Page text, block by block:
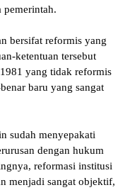
pemerintah.
bersifat reformis yang
ketentuan tersebut
yang tidak reformis
baru yang sangat
sudah menyepakati
dengan hukum
reformasi institusi
menjadi sangat objektif,